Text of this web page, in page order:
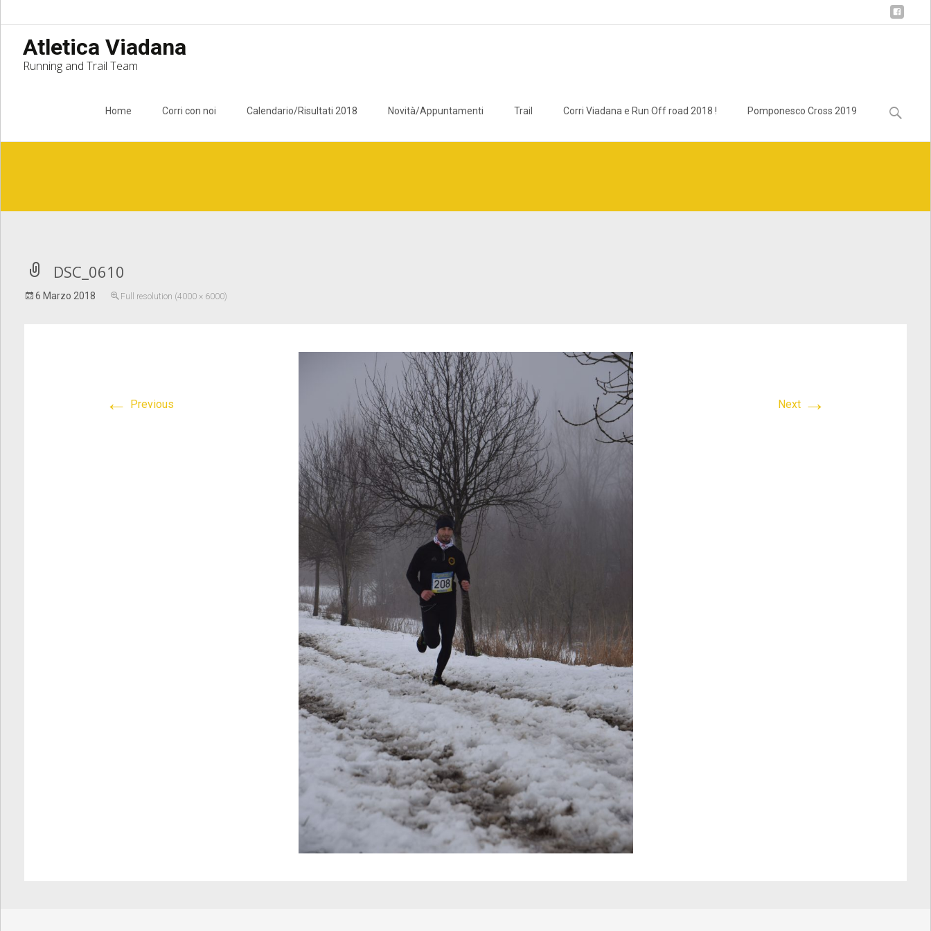
Atletica Viadana
Running and Trail Team
Home Corri con noi Calendario/Risultati 2018 Novità/Appuntamenti Trail Corri Viadana e Run Off road 2018 ! Pomponesco Cross 2019
Ricerca
per:
DSC_0610
6 Marzo 2018 Full resolution (4000 × 6000)
← Previous Next →